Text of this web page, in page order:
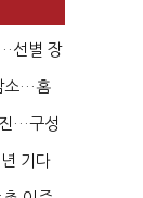
선별 장
소…홈
…구성
기다